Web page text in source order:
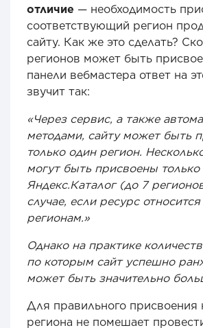
отличие — необходимость
соответствующий регион
сайту. Как же это сделать?
регионов может быть
панели вебмастера ответ на
звучит так:
«Через сервис, а также
методами, сайту может быть
только один регион.
могут быть присвоены только
Яндекс.Каталог (до 7
случае, если ресурс
регионам.»
Однако на практике
по которым сайт успешно
может быть значительно
Для правильного присвоения
региона не помешает